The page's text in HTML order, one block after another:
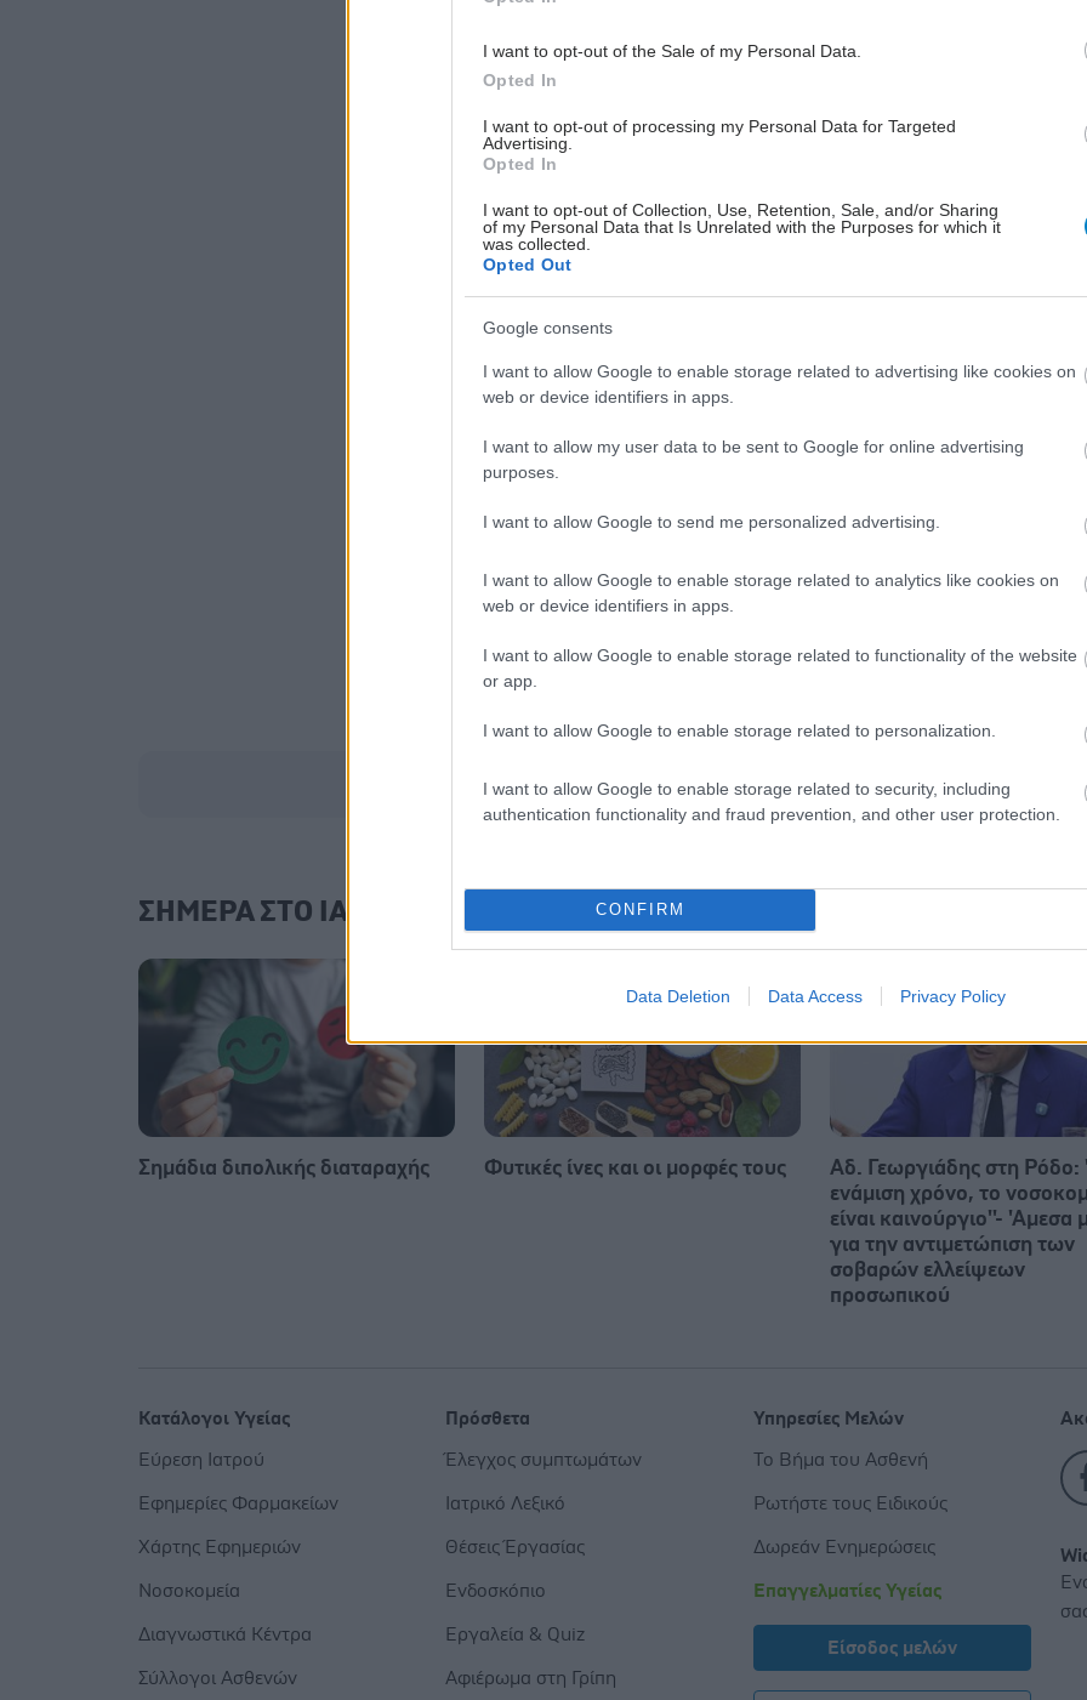
I want to opt-out of the Sale of my Personal Data.
Opted In
I want to opt-out of processing my Personal Data for Targeted
Advertising.
Opted In
I want to opt-out of Collection, Use, Retention, Sale, and/or Sharing
of my Personal Data that Is Unrelated with the Purposes for which it
was collected.
Opted Out
Google consents
I want to allow Google to enable storage related to advertising like cookies on
web or device identifiers in apps.
I want to allow my user data to be sent to Google for online advertising
purposes.
I want to allow Google to send me personalized advertising.
I want to allow Google to enable storage related to analytics like cookies on
web or device identifiers in apps.
I want to allow Google to enable storage related to functionality of the website
or app.
I want to allow Google to enable storage related to personalization.
I want to allow Google to enable storage related to security, including
authentication functionality and fraud prevention, and other user protection.
CONFIRM
Data Deletion Data Access Privacy Policy
επίκεντρο της κουλτούρας
Πέμπτη, 09 Φεβρουαρίου 2023, 17:13
ενημερωτική εκστρατεία
Η forHER μετρά πάνω από οκτώ
χρόνια δράσεων και πρωτοβουλιών
γυναικών για την πρόληψη και την
καρκίνου.
ΣΗΜΕΡΑ ΣΤΟ IATRONET.GR
Σημάδια διπολικής διαταραχής Φυτικές ίνες και οι μορφές τους
Αδ. Γεωργιάδης στη Ρόδο:
ενάμιση χρόνο, το
είναι καινούργιο''- 'Αμεσα
για την αντιμετώπιση των
σοβαρών ελλείψεων
προσωπικού
Κατάλογοι Υγείας
Εύρεση Ιατρού
Εφημερίες Φαρμακείων
Χάρτης Εφημεριών
Νοσοκομεία
Διαγνωστικά Κέντρα
Σύλλογοι Ασθενών
Πρόσθετα
Έλεγχος συμπτωμάτων
Ιατρικό Λεξικό
Θέσεις Έργασίας
Ενδοσκόπιο
Εργαλεία & Quiz
Αφιέρωμα στη Γρίπη
Υπηρεσίες Μελών
Το Βήμα του Ασθενή
Ρωτήστε τους Ειδικούς
Δωρεάν Ενημερώσεις
Επαγγελματίες Υγείας
Είσοδος μελών